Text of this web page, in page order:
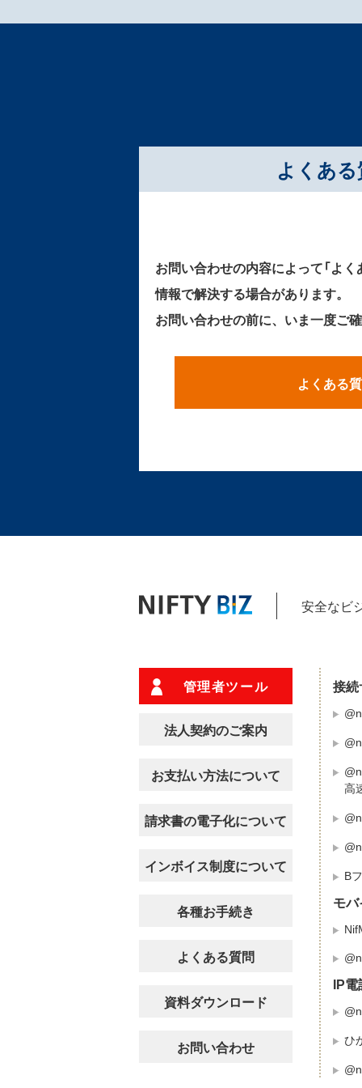
よくあ
お問い合わせの内容によって「よ
情報で解決する場合があります。
お問い合わせの前に、いま一度ご
よくある
安全なビ
管理者ツール
法人契約のご案内
お支払い方法について
請求書の電子化について
インボイス制度について
各種お手続き
よくある質問
資料ダウンロード
お問い合わせ
接
高
B
モ
IP電
ひ